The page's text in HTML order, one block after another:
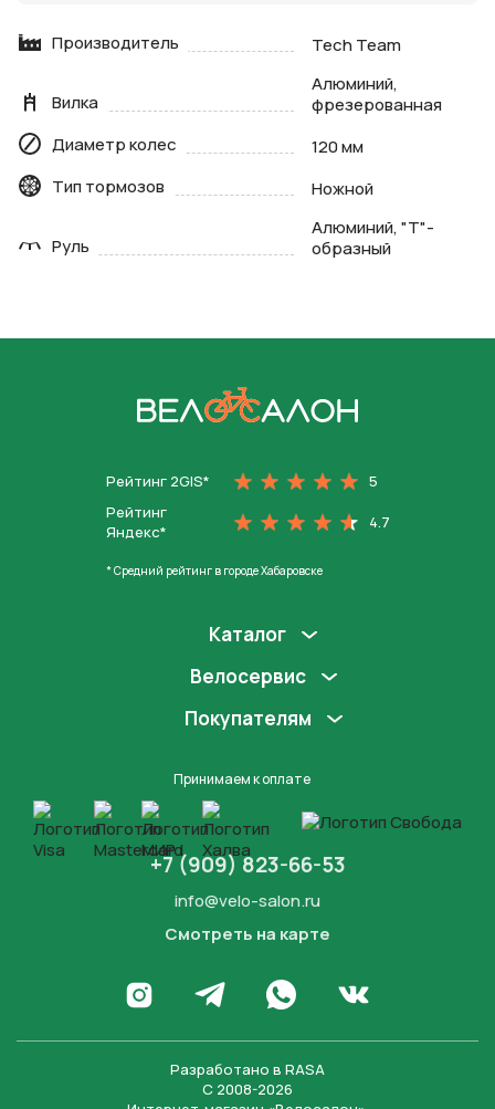
Производитель Tech Team
Вилка
Алюминий,
фрезерованная
Диаметр колес
120 мм
Тип тормозов
Ножной
Руль
Алюминий, "Т"-
образный
Рейтинг 2GIS*
5
Рейтинг
Яндекс*
4.7
* Средний рейтинг в городе Хабаровске
Каталог
Велосервис
Покупателям
Принимаем к оплате
+7 (909) 823-66-53
info@velo-salon.ru
Смотреть на карте
Перейти в Инстаграм
Написать в Телеграм
Написать в WhatsApp
Перейти во
Разработано в RASA
С 2008-2026